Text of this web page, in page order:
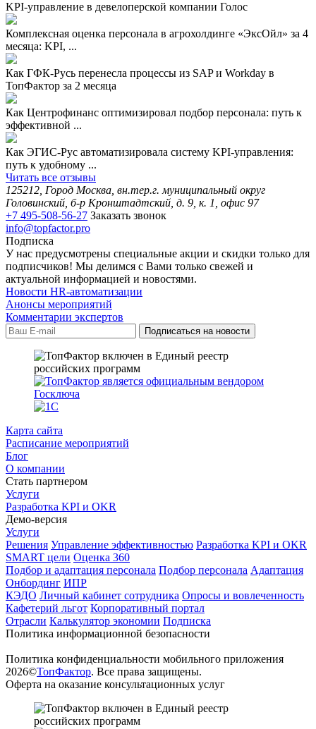
KPI-управление в девелоперской компании Голос
Комплексная оценка персонала в агрохолдинге «ЭксОйл» за 4
месяца: KPI, ...
Как ГФК-Русь перенесла процессы из SAP и Workday в
ТопФактор за 2 месяца
Как Центрофинанс оптимизировал подбор персонала: путь к
эффективной ...
Как ЭГИС-Рус автоматизировала систему KPI-управления:
путь к удобному ...
Читать все отзывы
125212, Город Москва, вн.тер.г. муниципальный округ
Головинский, б-р Кронштадтский, д. 9, к. 1, офис 97
+7 495-508-56-27 Заказать звонок
info@topfactor.pro
Подписка
У нас предусмотрены специальные акции и скидки только для
подписчиков! Мы делимся с Вами только свежей и
актуальной информацией и новостями.
Новости HR-автоматизации
Анонсы мероприятий
Комментарии экспертов
Карта сайта
Расписание мероприятий
Блог
О компании
Стать партнером
Услуги
Разработка KPI и OKR
Демо-версия
Услуги
Решения Управление эффективностью Разработка KPI и OKR
SMART цели Оценка 360
Подбор и адаптация персонала Подбор персонала Адаптация
Онбординг ИПР
КЭДО Личный кабинет сотрудника Опросы и вовлеченность
Кафетерий льгот Корпоративный портал
Отрасли Калькулятор экономии Подписка
Политика информационной безопасности
Политика конфиденциальности мобильного приложения
2026©ТопФактор. Все права защищены.
Оферта на оказание консультационных услуг